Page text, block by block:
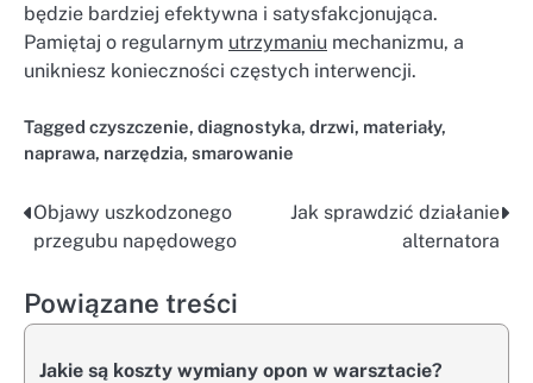
będzie bardziej efektywna i satysfakcjonująca.
Pamiętaj o regularnym utrzymaniu mechanizmu, a
unikniesz konieczności częstych interwencji.
Tagged czyszczenie, diagnostyka, drzwi, materiały,
naprawa, narzędzia, smarowanie
Nawigacja
wpisu
Objawy uszkodzonego
przegubu napędowego
Jak sprawdzić działanie
alternatora
Powiązane treści
Jakie są koszty wymiany opon w warsztacie?